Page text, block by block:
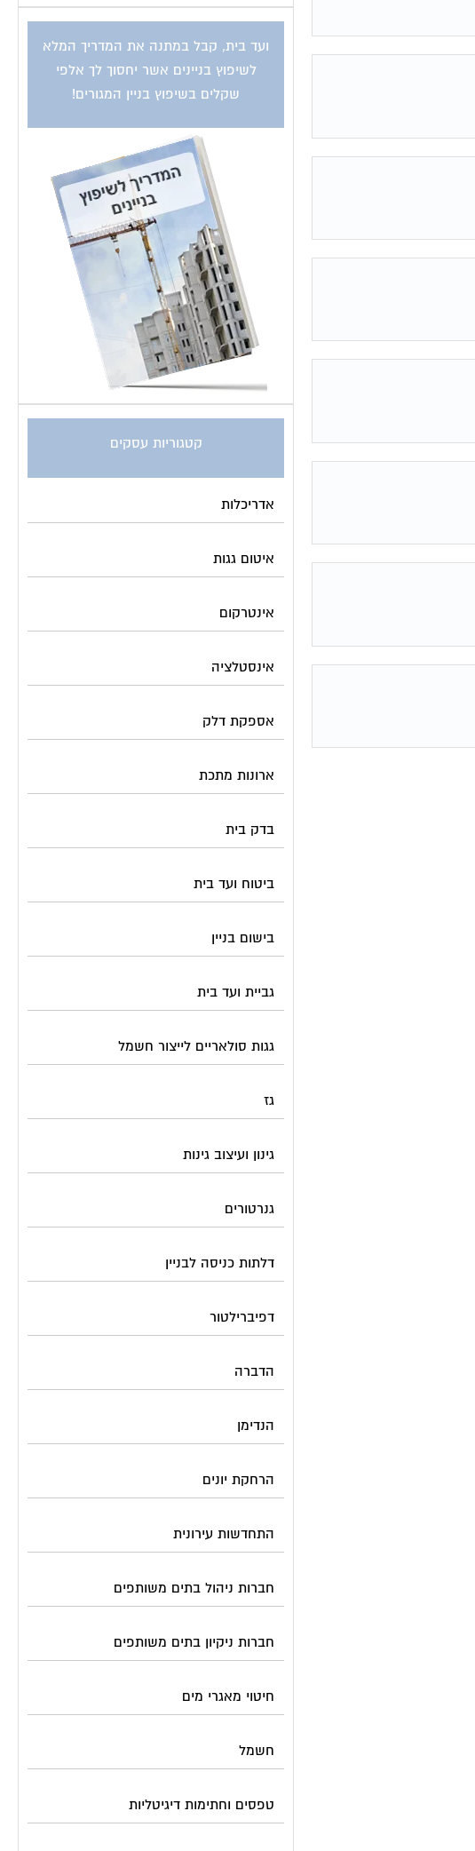
ועד בית, קבל במתנה את המדריך המלא
לשיפוץ בניינים אשר יחסוך לך אלפי
שקלים בשיפוץ בניין המגורים!
קטגוריות עסקים
אדריכלות
איטום גגות
אינטרקום
אינסטלציה
אספקת דלק
ארונות מתכת
בדק בית
ביטוח ועד בית
בישום בניין
גביית ועד בית
גגות סולאריים לייצור חשמל
גז
גינון ועיצוב גינות
גנרטורים
דלתות כניסה לבניין
דפיברילטור
הדברה
הנדימן
הרחקת יונים
התחדשות עירונית
חברות ניהול בתים משותפים
חברות ניקיון בתים משותפים
חיטוי מאגרי מים
חשמל
טפסים וחתימות דיגיטליות